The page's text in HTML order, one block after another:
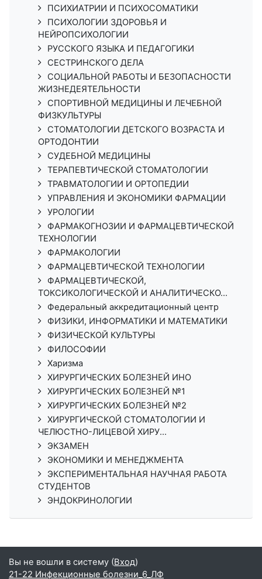
ПСИХИАТРИИ И ПСИХОСОМАТИКИ
ПСИХОЛОГИИ ЗДОРОВЬЯ И
НЕЙРОПСИХОЛОГИИ
РУССКОГО ЯЗЫКА И ПЕДАГОГИКИ
СЕСТРИНСКОГО ДЕЛА
СОЦИАЛЬНОЙ РАБОТЫ И БЕЗОПАСНОСТИ
ЖИЗНЕДЕЯТЕЛЬНОСТИ
СПОРТИВНОЙ МЕДИЦИНЫ И ЛЕЧЕБНОЙ
ФИЗКУЛЬТУРЫ
СТОМАТОЛОГИИ ДЕТСКОГО ВОЗРАСТА И
ОРТОДОНТИИ
СУДЕБНОЙ МЕДИЦИНЫ
ТЕРАПЕВТИЧЕСКОЙ СТОМАТОЛОГИИ
ТРАВМАТОЛОГИИ И ОРТОПЕДИИ
УПРАВЛЕНИЯ И ЭКОНОМИКИ ФАРМАЦИИ
УРОЛОГИИ
ФАРМАКОГНОЗИИ И ФАРМАЦЕВТИЧЕСКОЙ
ТЕХНОЛОГИИ
ФАРМАКОЛОГИИ
ФАРМАЦЕВТИЧЕСКОЙ ТЕХНОЛОГИИ
ФАРМАЦЕВТИЧЕСКОЙ,
ТОКСИКОЛОГИЧЕСКОЙ И АНАЛИТИЧЕСКО...
Федеральный аккредитационный центр
ФИЗИКИ, ИНФОРМАТИКИ И МАТЕМАТИКИ
ФИЗИЧЕСКОЙ КУЛЬТУРЫ
ФИЛОСОФИИ
Харизма
ХИРУРГИЧЕСКИХ БОЛЕЗНЕЙ ИНО
ХИРУРГИЧЕСКИХ БОЛЕЗНЕЙ №1
ХИРУРГИЧЕСКИХ БОЛЕЗНЕЙ №2
ХИРУРГИЧЕСКОЙ СТОМАТОЛОГИИ И
ЧЕЛЮСТНО-ЛИЦЕВОЙ ХИРУ...
ЭКЗАМЕН
ЭКОНОМИКИ И МЕНЕДЖМЕНТА
ЭКСПЕРИМЕНТАЛЬНАЯ НАУЧНАЯ РАБОТА
СТУДЕНТОВ
ЭНДОКРИНОЛОГИИ
Вы не вошли в систему (Вход)
21-22 Инфекционные болезни_6_ЛФ